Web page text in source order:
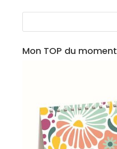
Mon TOP du moment